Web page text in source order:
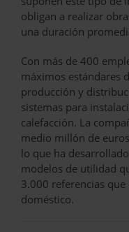
obligan a realizar
una duración
Con más de 400
máximos estándares
producción y
sistemas para
calefacción. La
medio millón de
lo que ha
modelos de utilidad
3.000 referencias
doméstico.